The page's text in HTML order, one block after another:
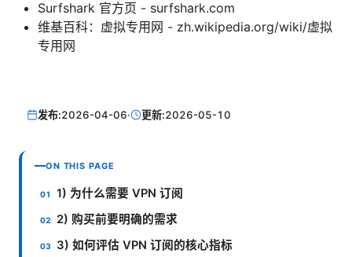
Surfshark 官方页 - surfshark.com
维基百科：虚拟专用网 - zh.wikipedia.org/wiki/虚拟
专用网
发布:2026-04-06· 更新:2026-05-10
ON THIS PAGE
1) 为什么需要 VPN 订阅
2) 购买前要明确的需求
3) 如何评估 VPN 订阅的核心指标